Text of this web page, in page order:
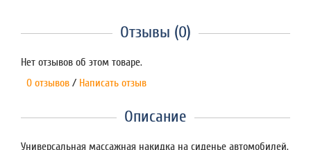
Отзывы (0)
Нет отзывов об этом товаре.
0 отзывов / Написать отзыв
Описание
Универсальная массажная накидка на сиденье автомобилей.